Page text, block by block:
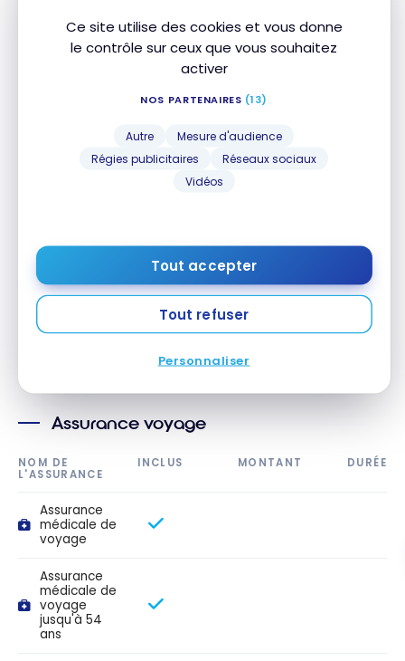
Ce site utilise des cookies et vous donne
le contrôle sur ceux que vous souhaitez
activer
NOS PARTENAIRES (13)
Autre
Mesure d'audience
Régies publicitaires
Réseaux sociaux
Vidéos
Tout accepter
Tout refuser
Personnaliser
Voyages 1.5 %
1.5 %
Cellulaire / Internet 1 %
Transactions en ligne
Fournitures de bureau 1 %
Assurance voyage
NOM DE
L'ASSURANCE
INCLUS MONTANT DURÉE
Assurance
médicale de
voyage
Assurance
médicale de
voyage
jusqu'à 54
ans